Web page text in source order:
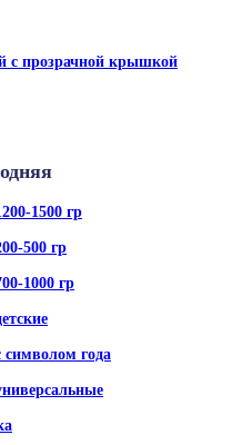
с прозрачной крышкой
1500 гр
500 гр
1000 гр
символом года